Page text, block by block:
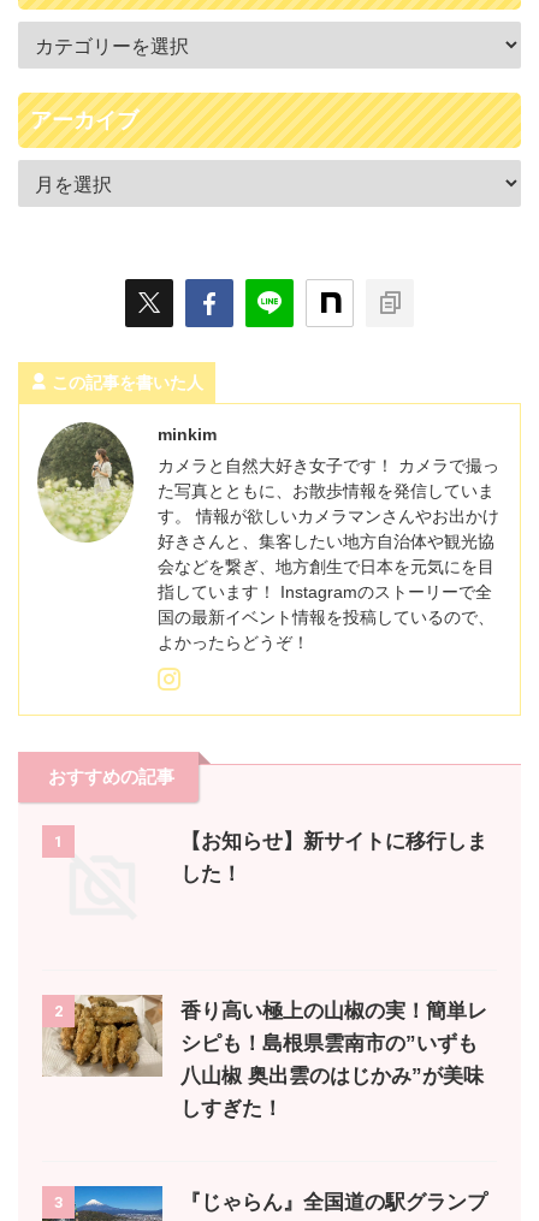
アーカイブ
この記事を書いた人
minkim
カメラと自然大好き女子です！ カメラで撮っ
た写真とともに、お散歩情報を発信していま
す。 情報が欲しいカメラマンさんやお出かけ
好きさんと、集客したい地方自治体や観光協
会などを繋ぎ、地方創生で日本を元気にを目
指しています！ Instagramのストーリーで全
国の最新イベント情報を投稿しているので、
よかったらどうぞ！
おすすめの記事
1
【お知らせ】新サイトに移行しま
した！
2
香り高い極上の山椒の実！簡単レ
シピも！島根県雲南市の”いずも
八山椒 奥出雲のはじかみ”が美味
しすぎた！
3 『じゃらん』全国道の駅グランプ